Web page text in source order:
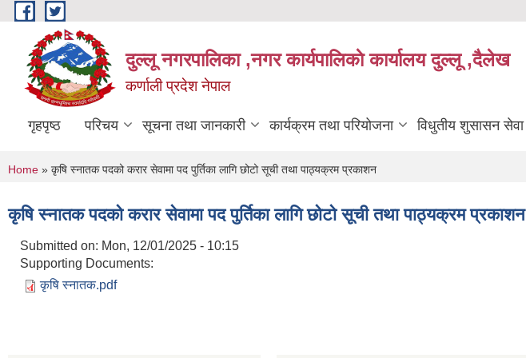
Skip to main content
दुल्लू नगरपालिका ,नगर कार्यपालिकाे कार्यालय दुल्लू ,दैलेख
कर्णाली प्रदेश नेपाल
गृहपृष्ठ परिचय सूचना तथा जानकारी कार्यक्रम तथा परियोजना विधुतीय शुसासन सेवा
You are here
Home » कृषि स्नातक पदको करार सेवामा पद पुर्तिका लागि छोटो सूची तथा पाठ्यक्रम प्रकाशन
कृषि स्नातक पदको करार सेवामा पद पुर्तिका लागि छोटो सूची तथा पाठ्यक्रम प्रकाशन
Submitted on: Mon, 12/01/2025 - 10:15
Supporting Documents:
कृषि स्नातक.pdf